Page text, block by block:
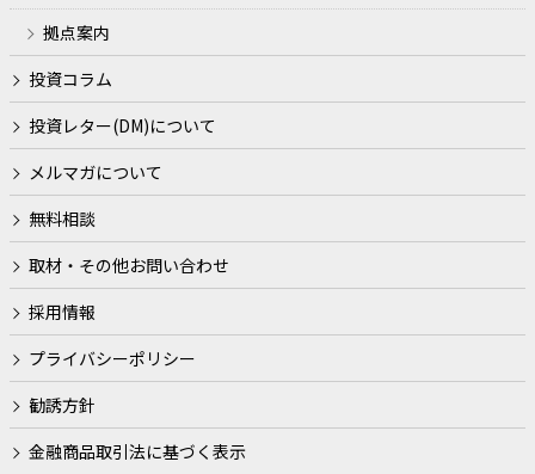
他の事業者等から個人情報の処理の全部または一部につい
て委託された場合等において、委託された当該業務を適切
に遂行するため
契約（当社とお客様との間の契約及び当社の業務に直接的
または間接的に関連する契約をいいます。）や法律等に基
づく権利の行使や義務の履行のため
市場調査、ならびにデータ分析やアンケートの実施等によ
る金融商品やサービスの研究や開発のため
ダイレクトメールの発送等、金融商品やサービスに関する
各種ご提案のため
提携会社等の商品やサービスの各種ご提案のため
各種お取引の解約やお取引解約後の事後管理のため
その他、当社がご提供する金融商品やサービスを適切かつ
拠点案内
投資コラム
投資レター(DM)について
メルマガについて
無料相談
取材・その他お問い合わせ
採用情報
プライバシーポリシー
勧誘方針
金融商品取引法に基づく表示